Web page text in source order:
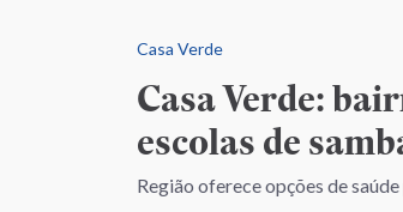
Casa Verde
Casa Verde:
escolas de
Região oferece opções de